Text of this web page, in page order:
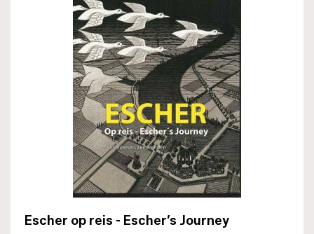
Escher op reis - Escher’s Journey